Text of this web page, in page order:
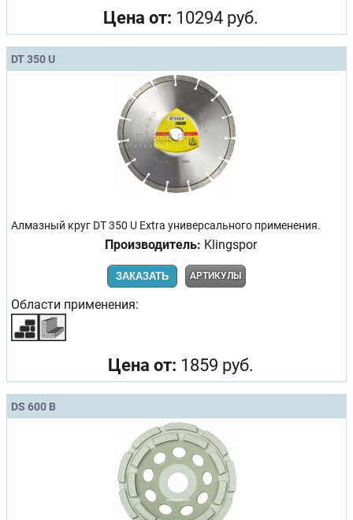
Цена от: 10294 руб.
DT 350 U
Алмазный круг DT 350 U Extra универсального применения.
Производитель: Klingspor
ЗАКАЗАТЬ АРТИКУЛЫ
Области применения:
Цена от: 1859 руб.
DS 600 B